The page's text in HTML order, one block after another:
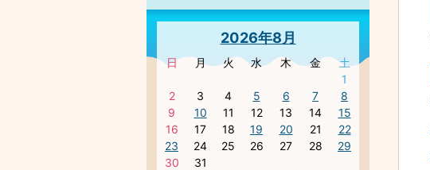
2026年8月
日 月 火 水 木 金
土
1
2
3 4 5 6 7
8
9
10 11 12 13 14
15
16
17 18 19 20 21
22
23
24 25 26 27 28
29
30
31